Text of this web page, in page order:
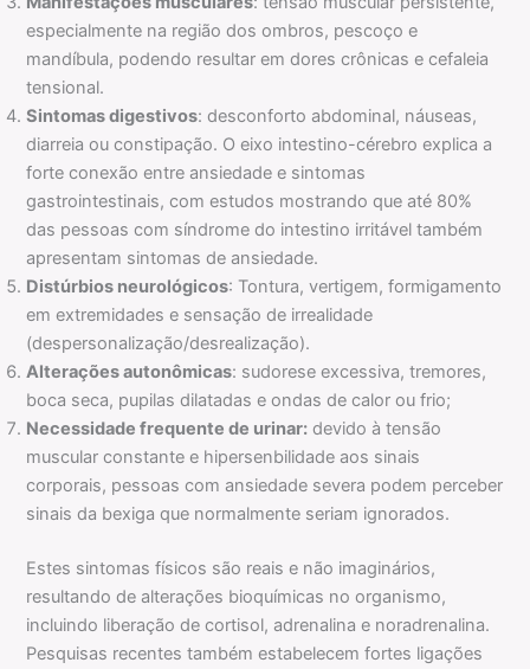
especialmente na região dos ombros, pescoço e
mandíbula, podendo resultar em dores crônicas e cefaleia
tensional.
Sintomas digestivos: desconforto abdominal, náuseas,
diarreia ou constipação. O eixo intestino-cérebro explica a
forte conexão entre ansiedade e sintomas
gastrointestinais, com estudos mostrando que até 80%
das pessoas com síndrome do intestino irritável também
apresentam sintomas de ansiedade.
Distúrbios neurológicos: Tontura, vertigem, formigamento
em extremidades e sensação de irrealidade
(despersonalização/desrealização).
Alterações autonômicas: sudorese excessiva, tremores,
boca seca, pupilas dilatadas e ondas de calor ou frio;
Necessidade frequente de urinar: devido à tensão
muscular constante e hipersenbilidade aos sinais
corporais, pessoas com ansiedade severa podem perceber
sinais da bexiga que normalmente seriam ignorados.
Estes sintomas físicos são reais e não imaginários,
resultando de alterações bioquímicas no organismo,
incluindo liberação de cortisol, adrenalina e noradrenalina.
Pesquisas recentes também estabelecem fortes ligações